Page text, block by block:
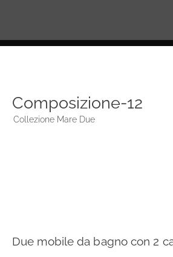
Composizione-12
Collezione Mare Due
Due mobile da bagno con 2